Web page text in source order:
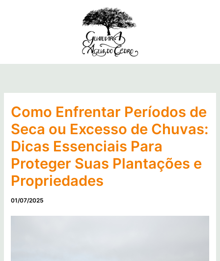
Como Enfrentar Períodos de
Seca ou Excesso de Chuvas:
Dicas Essenciais Para
Proteger Suas Plantações e
Propriedades
01/07/2025